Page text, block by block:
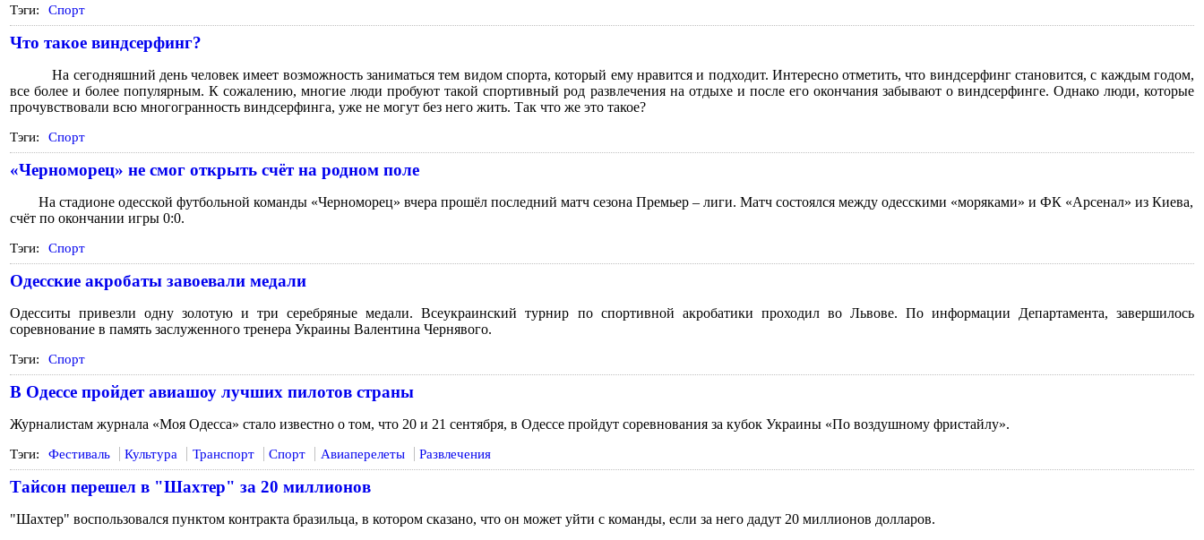
Тэги: Спорт
Что такое виндсерфинг?
На сегодняшний день человек имеет возможность заниматься тем видом спорта, который ему нравится и подходит. Интересно отметить, что виндсерфинг становится, с каждым годом,
все более и более популярным. К сожалению, многие люди пробуют такой спортивный род развлечения на отдыхе и после его окончания забывают о виндсерфинге. Однако люди, которые
прочувствовали всю многогранность виндсерфинга, уже не могут без него жить. Так что же это такое?
Тэги: Спорт
«Черноморец» не смог открыть счёт на родном поле
На стадионе одесской футбольной команды «Черноморец» вчера прошёл последний матч сезона Премьер – лиги. Матч состоялся между одесскими «моряками» и ФК «Арсенал» из Киева,
счёт по окончании игры 0:0.
Тэги: Спорт
Одесские акробаты завоевали медали
Одесситы привезли одну золотую и три серебряные медали. Всеукраинский турнир по спортивной акробатики проходил во Львове. По информации Департамента, завершилось
соревнование в память заслуженного тренера Украины Валентина Чернявого.
Тэги: Спорт
В Одессе пройдет авиашоу лучших пилотов страны
Журналистам журнала «Моя Одесса» стало известно о том, что 20 и 21 сентября, в Одессе пройдут соревнования за кубок Украины «По воздушному фристайлу».
Тэги: Фестиваль Культура Транспорт Спорт Авиаперелеты Развлечения
Тайсон перешел в "Шахтер" за 20 миллионов
"Шахтер" воспользовался пунктом контракта бразильца, в котором сказано, что он может уйти с команды, если за него дадут 20 миллионов долларов.